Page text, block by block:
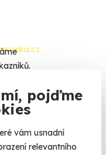
pojďme
vám usnadní
relevantního